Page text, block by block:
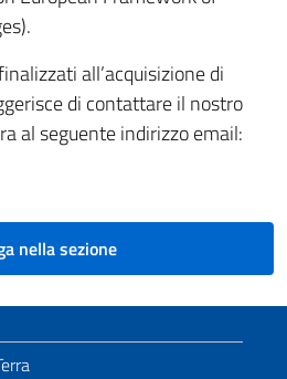
all’acquisizione di
di contattare il nostro
al seguente indirizzo email:
nella sezione